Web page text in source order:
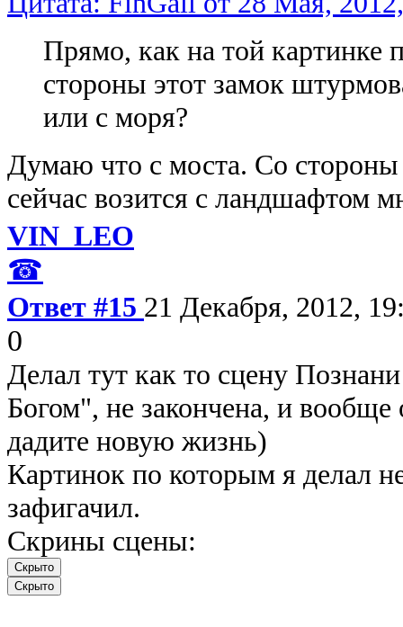
Прямо, как на той картинке
стороны этот замок
или с моря?
Думаю что с моста. Со
сейчас возится с ландшафтом
VIN_LEO
☎
Ответ #15 21 Декабря, 2012,
0
Делал тут как то сцену
Богом", не закончена, и
дадите новую жизнь)
Картинок по которым я делал
зафигачил.
Скрины сцены: